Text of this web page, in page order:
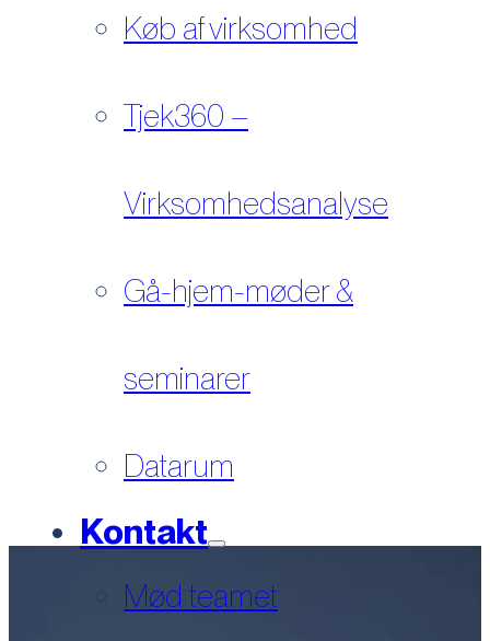
Køb af virksomhed
Tjek360 –
Virksomhedsanalyse
Gå-hjem-møder &
seminarer
Datarum
Kontakt
Mød teamet